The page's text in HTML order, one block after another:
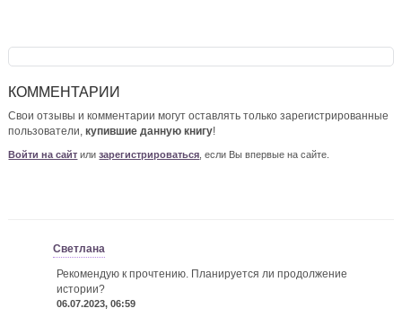
КОММЕНТАРИИ
Свои отзывы и комментарии могут оставлять только зарегистрированные
пользователи,купившие данную книгу!
Войти на сайт илизарегистрироваться , если Вы впервые на сайте.
Светлана
Рекомендую к прочтению. Планируется ли продолжение
истории?
06.07.2023, 06:59